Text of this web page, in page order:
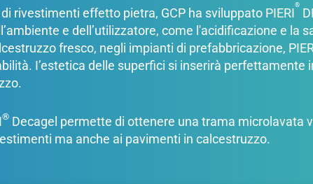
rivestimenti effetto pietra, GCP ha sviluppato PIERI
®
e dell’utilizzatore, come l'acidificazione e la
fresco, negli impianti di prefabbricazione,
I’estetica delle superfici si inserirà perfettamente
® Decagel permette di ottenere una trama microlavata
ma anche ai pavimenti in calcestruzzo.